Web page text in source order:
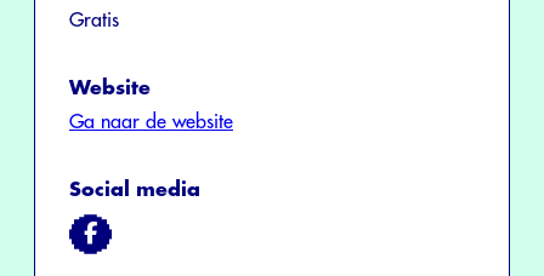
Gratis
Website
Ga naar de website
Social media